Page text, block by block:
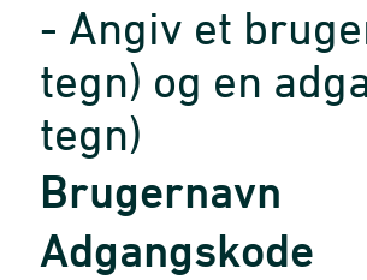
- Angiv et
tegn) og en
tegn)
Brugernavn
Adgangskode